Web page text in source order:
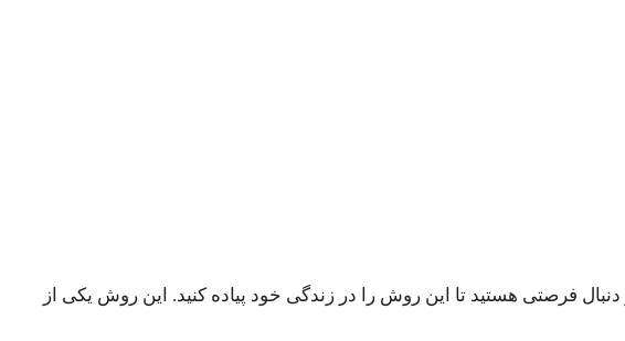
فرصتی هستید تا این روش را در زندگی خود پیاده کنید. این روش یکی از